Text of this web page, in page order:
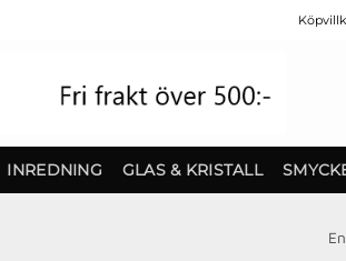
INREDNING GLAS & KRISTALL